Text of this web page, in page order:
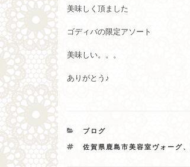
美味しく頂ました
ゴディバの限定アソート
美味しい。。。
ありがとう♪
カ
ゴ
ブログ
タ
佐賀県鹿島市美容室ヴォーグ